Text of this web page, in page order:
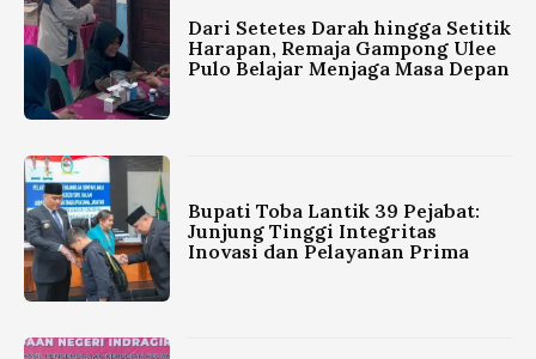
Dari Setetes Darah hingga Setitik
Harapan, Remaja Gampong Ulee
Pulo Belajar Menjaga Masa Depan
Bupati Toba Lantik 39 Pejabat:
Junjung Tinggi Integritas
Inovasi dan Pelayanan Prima